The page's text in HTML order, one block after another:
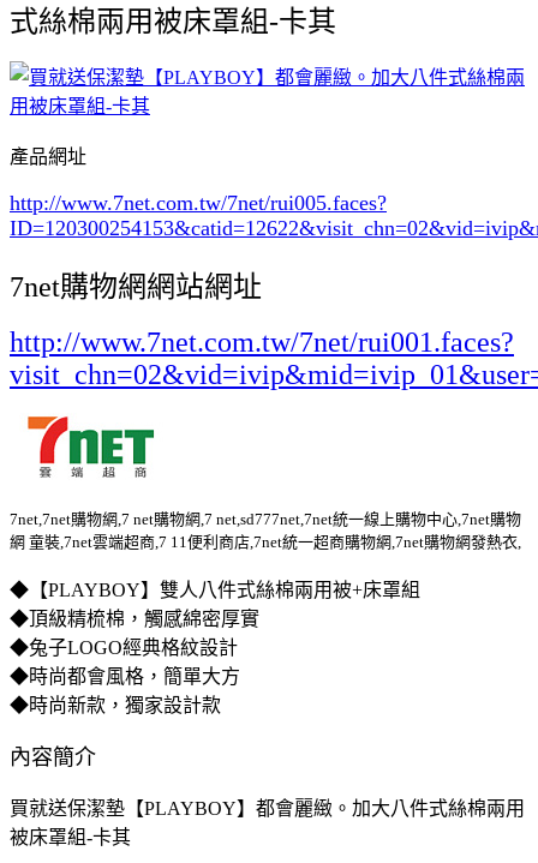
式絲棉兩用被床罩組-卡其
產品網址
http://www.7net.com.tw/7net/rui005.faces?
ID=120300254153&catid=12622
7net購物網網站網址
http://www.7net.com.tw/7net/rui001.faces?
7net,7net購物網,7 net購物網,7 net,sd777net,7net統一線上購物中心,7net購物
網 童裝,7net雲端超商,7 11便利商店,7net統一超商購物網,7net購物網發熱衣,
◆【PLAYBOY】雙人八件式絲棉兩用被+床罩組
◆頂級精梳棉，觸感綿密厚實
◆兔子LOGO經典格紋設計
◆時尚都會風格，簡單大方
◆時尚新款，獨家設計款
內容簡介
買就送保潔墊【PLAYBOY】都會麗緻。加大八件式絲棉兩用
被床罩組-卡其